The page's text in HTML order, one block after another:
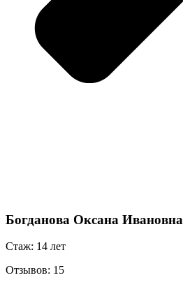
Богданова Оксана Ивановна
Стаж: 14 лет
Отзывов: 15